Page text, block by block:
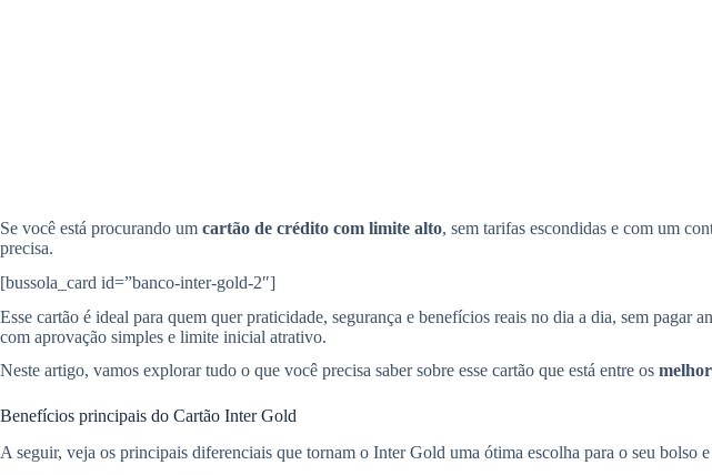
Se você está procurando um cartão de crédito com limite alto, sem tarifas escondidas e com um
precisa.
[bussola_card id=”banco-inter-gold-2″]
Esse cartão é ideal para quem quer praticidade, segurança e benefícios reais no dia a dia, sem
com aprovação simples e limite inicial atrativo.
Neste artigo, vamos explorar tudo o que você precisa saber sobre esse cartão que está entre os
Benefícios principais do Cartão Inter Gold
A seguir, veja os principais diferenciais que tornam o Inter Gold uma ótima escolha para o seu bolso